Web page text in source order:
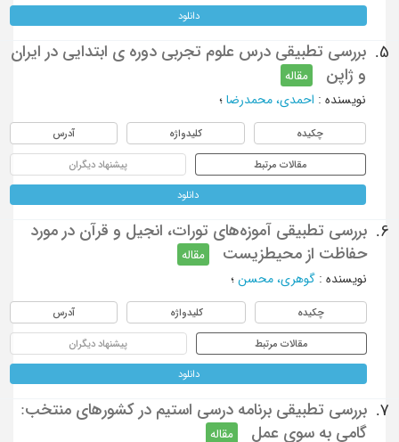
دانلود
5.
بررسی تطبیقی درس علوم تجربی دوره ی ابتدایی در ایران
و ژاپن
مقاله
نویسنده: احمدی، محمدرضا؛
چکیده کلیدواژه آدرس
مقالات مرتبط پیشنهاد دیگران
دانلود
6.
بررسی تطبیقی آموزه‌های تورات، انجیل و قرآن در مورد
حفاظت از محیطزیست
مقاله
نویسنده: گوهری، محسن؛
چکیده کلیدواژه آدرس
مقالات مرتبط پیشنهاد دیگران
دانلود
7.
بررسی تطبیقی برنامه درسی استیم در کشورهای منتخب:
گامی به سوی عمل
مقاله